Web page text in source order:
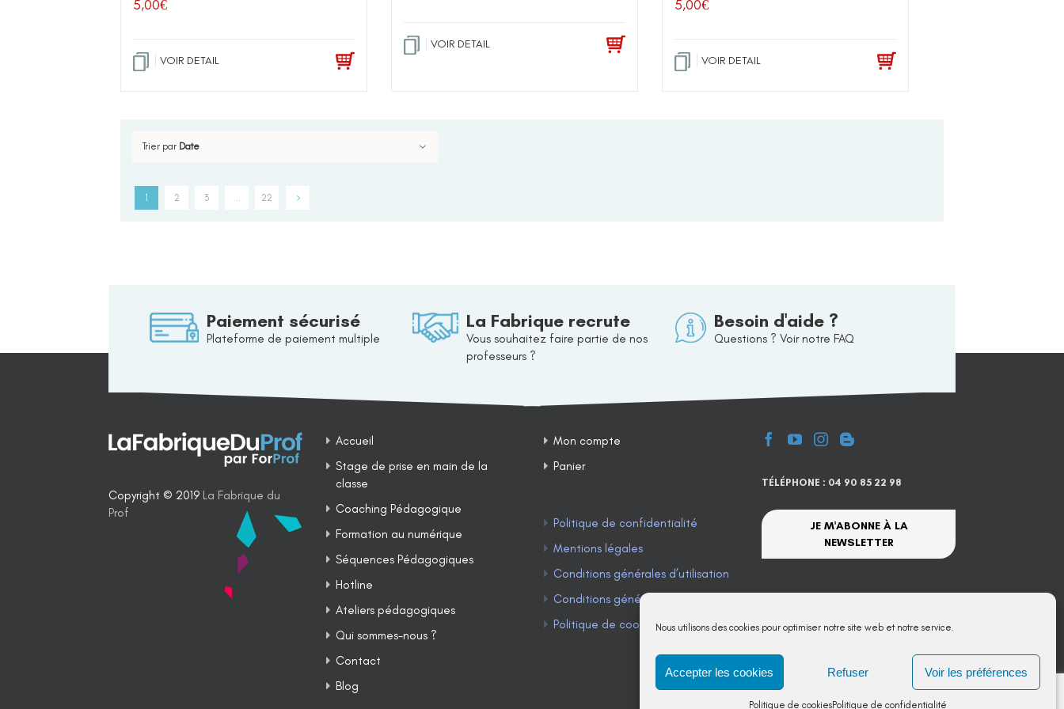
Nous utilisons des cookies pour optimiser notre site web et notre service.
Accepter les cookies Refuser Voir les préférences
Politique de cookiesPolitique de confidentialité
5,00€
VOIR DETAIL
VOIR DETAIL
5,00€
VOIR DETAIL
Trier par Date
1 2 3 … 22
Paiement sécurisé
Plateforme de paiement multiple
La Fabrique recrute
Vous souhaitez faire partie de nos
professeurs ?
Besoin d'aide ?
Questions ? Voir notre FAQ
Copyright © 2019 La Fabrique du
Prof
Accueil
Stage de prise en main de la
classe
Coaching Pédagogique
Formation au numérique
Séquences Pédagogiques
Hotline
Ateliers pédagogiques
Qui sommes-nous ?
Contact
Blog
Mon compte
Panier
Politique de confidentialité
Mentions légales
Conditions générales d’utilisation
Conditions générales de vente
Politique de cookies (UE)
TÉLÉPHONE : 04 90 85 22 98
JE M'ABONNE À LA
NEWSLETTER